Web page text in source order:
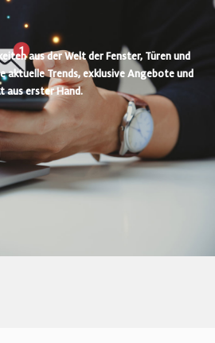
aus der Welt der Fenster, Türen und
aktuelle Trends, exklusive Angebote und
aus erster Hand.